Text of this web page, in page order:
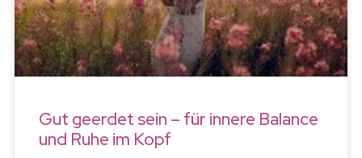
Gut geerdet sein – für innere Balance
und Ruhe im Kopf